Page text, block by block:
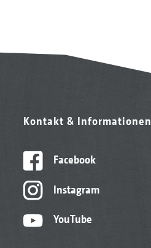
Kontakt & Informationen
Facebook
Instagram
YouTube